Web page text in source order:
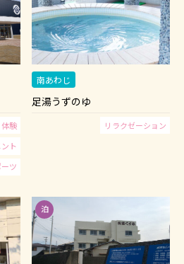
体験
ト
ツ
南あわじ
足湯うずのゆ
リラクゼーション